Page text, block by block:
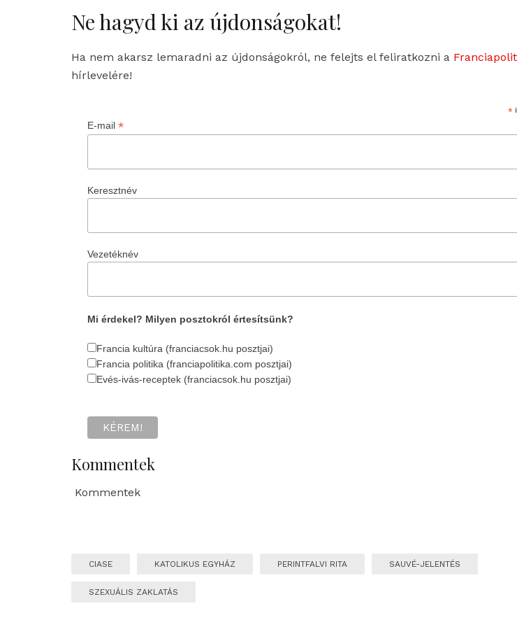
Ne hagyd ki az újdonságokat!
Ha nem akarsz lemaradni az újdonságokról, ne felejts el feliratkozni a
hírlevelére!
*
E-mail *
Keresztnév
Vezetéknév
Mi érdekel? Milyen posztokról értesítsünk?
Francia kultúra (franciacsok.hu posztjai)
Francia politika (franciapolitika.com posztjai)
Evés-ivás-receptek (franciacsok.hu posztjai)
Kommentek
Kommentek
CIASE KATOLIKUS EGYHÁZ PERINTFALVI RITA SAUVÉ-JELENTÉS
SZEXUÁLIS ZAKLATÁS